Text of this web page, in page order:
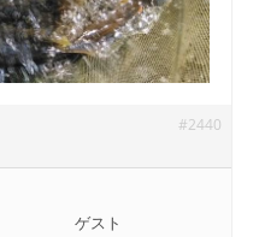
#2440
ゲスト